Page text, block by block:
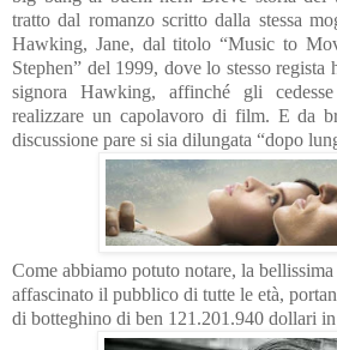
tratto dal romanzo scritto dalla stessa
Hawking, Jane, dal titolo “Music to
Stephen” del 1999, dove lo stesso regista
signora Hawking, affinché gli
realizzare un capolavoro di film. E da
discussione pare si sia dilungata “dopo
Come abbiamo potuto notare, la
affascinato il pubblico di tutte le età,
di botteghino di ben 121.201.940 dollari